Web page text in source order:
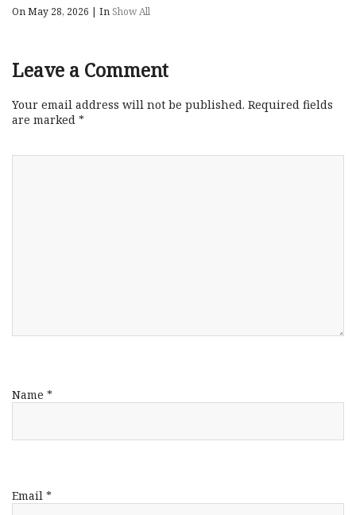
On May 28, 2026 | InShow All
Leave a Comment
Your email address will not be published. Required fields
are marked *
Name *
Email *